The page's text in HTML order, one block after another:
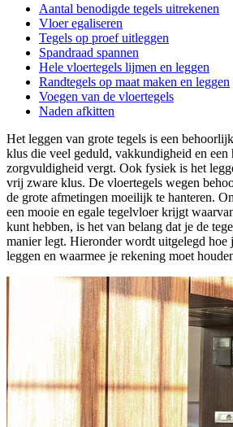
Aantal benodigde tegels uitrekenen
Vloer egaliseren
Tegels op proef uitleggen
Spandraad spannen
Hele vloertegels lijmen en leggen
Randtegels op maat maken en leggen
Voegen van de vloertegels
Naden afkitten
Het leggen van grote tegels is een
klus die veel geduld, vakkundigheid en een
zorgvuldigheid vergt. Ook fysiek is het
vrij zware klus. De vloertegels wegen
de grote afmetingen moeilijk te hanteren.
een mooie en egale tegelvloer krijgt
kunt hebben, is het van belang dat je de
manier legt. Hieronder wordt uitgelegd hoe
leggen en waarmee je rekening moet